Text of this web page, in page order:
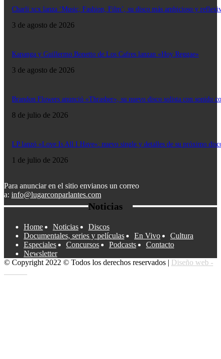
Charli xcx lanza ‘Music, Fashion, Film’, su disco más ambicioso y
3 de agosto de 2026
Kapanga y Guillermo Bonetto de Los Cafres lanzan «Hoy Reggae»
3 de agosto de 2026
Brandon Flowers anunció «Thrasher», su nuevo disco solista con sonido
8 de julio de 2026
LP lanzó «Love Is All I Have»: nuevo single y detalles de su próximo
1 de julio de 2026
Para anunciar en el sitio envianos un correo
a: info@lugarconparlantes.com
Noticias
Home Noticias
Discos
Documentales, series y películas
En Vivo
Cultura
Especiales
Concursos Podcasts
Contacto
Newsletter
© Copyright 2022 © Todos los derechos reservados | Diseño web -